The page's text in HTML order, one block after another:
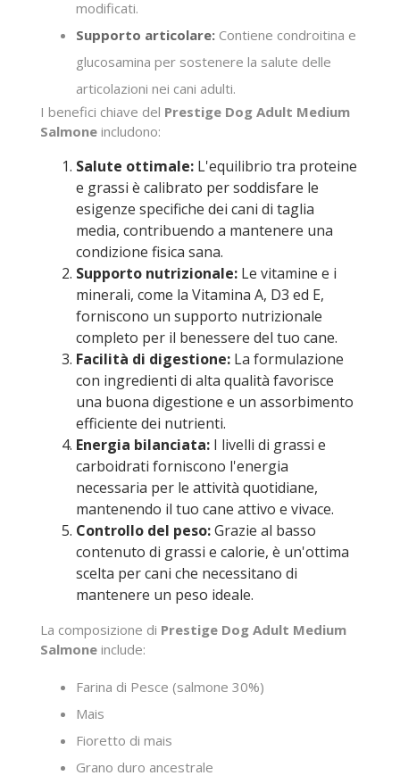
modificati.
Supporto articolare: Contiene condroitina e
glucosamina per sostenere la salute delle
articolazioni nei cani adulti.
I benefici chiave del Prestige Dog Adult Medium
Salmone includono:
Salute ottimale: L'equilibrio tra proteine
e grassi è calibrato per soddisfare le
esigenze specifiche dei cani di taglia
media, contribuendo a mantenere una
condizione fisica sana.
Supporto nutrizionale: Le vitamine e i
minerali, come la Vitamina A, D3 ed E,
forniscono un supporto nutrizionale
completo per il benessere del tuo cane.
Facilità di digestione: La formulazione
con ingredienti di alta qualità favorisce
una buona digestione e un assorbimento
efficiente dei nutrienti.
Energia bilanciata: I livelli di grassi e
carboidrati forniscono l'energia
necessaria per le attività quotidiane,
mantenendo il tuo cane attivo e vivace.
Controllo del peso:Grazie al basso
contenuto di grassi e calorie, è un'ottima
scelta per cani che necessitano di
mantenere un peso ideale.
La composizione di Prestige Dog Adult Medium
Salmone include:
Farina di Pesce (salmone 30%)
Mais
Fioretto di mais
Grano duro ancestrale